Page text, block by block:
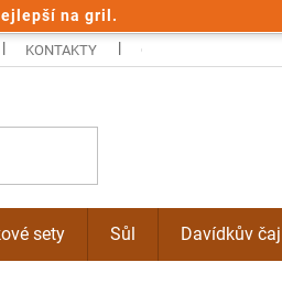
na gril.
KONTAKTY OBCHODNÍ PODMÍNKY
sety Sůl Davídkův čaj